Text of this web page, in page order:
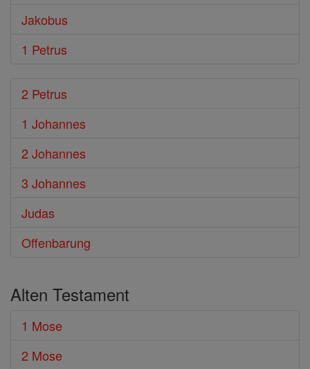
Jakobus
1 Petrus
2 Petrus
1 Johannes
2 Johannes
3 Johannes
Judas
Offenbarung
Alten Testament
1 Mose
2 Mose